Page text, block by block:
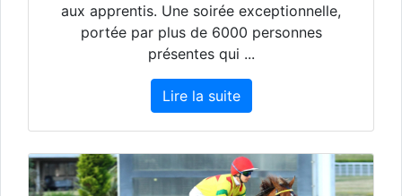
aux apprentis. Une soirée exceptionnelle,
portée par plus de 6000 personnes
présentes qui ...
Lire la suite